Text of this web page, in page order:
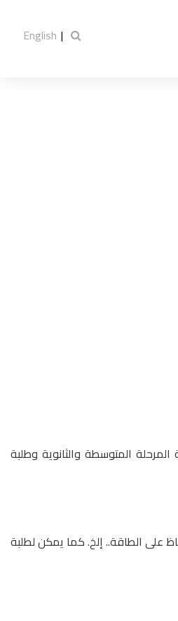
|
English
المتوسطة والثانوية وطلبة
على الطاقة.. إلخ. كما يمكن لطلبة